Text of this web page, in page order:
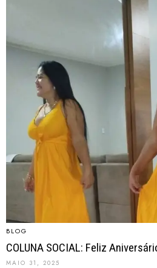
BLOG
COLUNA SOCIAL: Feliz
MAIO 31, 2025